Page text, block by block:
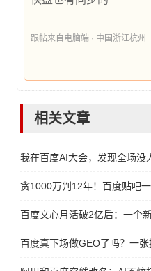
跟帖来自电脑端 · 中国浙江杭州
相关文章
我在百度AI大会，发现全场没
贪1000万判12年！百度贴吧
百度文心月活破2亿后：一个
百度真下场做GEO了吗？一